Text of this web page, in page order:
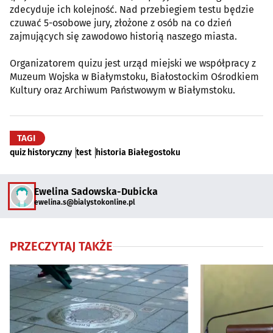
zdecyduje ich kolejność. Nad przebiegiem testu będzie
czuwać 5-osobowe jury, złożone z osób na co dzień
zajmujących się zawodowo historią naszego miasta.
Organizatorem quizu jest urząd miejski we współpracy z
Muzeum Wojska w Białymstoku, Białostockim Ośrodkiem
Kultury oraz Archiwum Państwowym w Białymstoku.
TAGI
quiz historyczny test historia Białegostoku
Ewelina Sadowska-Dubicka
ewelina.s@bialystokonline.pl
PRZECZYTAJ TAKŻE